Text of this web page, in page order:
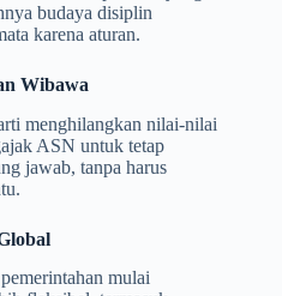
budaya disiplin
karena aturan.
Wibawa
menghilangkan nilai-nilai
ASN untuk tetap
jawab, tanpa harus
mulai